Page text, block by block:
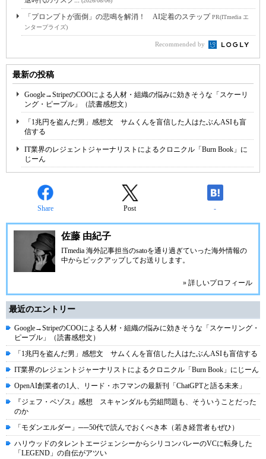
「プロンプトが面倒」の悲鳴を解消！ AI定着のステップPR(ITmedia エ
ンタープライズ)
Recommended by
最新の投稿
Google→StripeのCOOによる人材・組織の悩みに効きそうな「スケーリ
ング・ピープル」（読書感想文）
「1兆円を盗んだ男」感想文 サムくんを盲信した人はたぶんASIも盲
信する
IT業界のレジェントジャーナリストによるクロニクル「Burn Book」に
じーん
Share Post -
佐藤 由紀子
ITmedia 海外記事担当のsatoを通り過ぎていった海外情報の
中からピックアップしてお送りします。
» 詳しいプロフィール
最近のエントリー
Google→StripeのCOOによる人材・組織の悩みに効きそうな「スケーリング・
ピープル」（読書感想文）
「1兆円を盗んだ男」感想文 サムくんを盲信した人はたぶんASIも盲信する
IT業界のレジェントジャーナリストによるクロニクル「Burn Book」にじーん
OpenAI創業者の1人、リード・ホフマンの最新刊「ChatGPTと語る未来」
『ジェフ・ベゾス』感想 スキャンダルも労組問題も、そういうことだった
のか
「モダンエルダー」──50代で読んでおくべき本（若き経営者もぜひ）
ハリウッドのタレントエージェンシーからシリコンバレーのVCに転身した
「LEGEND」の自伝がアツい